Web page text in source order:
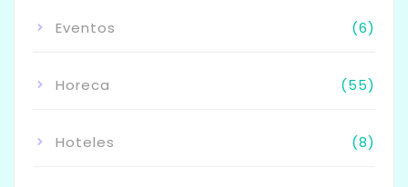
Eventos (6)
Horeca (55)
Hoteles (8)